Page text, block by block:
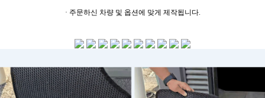
· 주문하신 차량 및 옵션에 맞게 제작됩니다.